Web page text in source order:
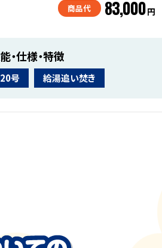
商品代 83,000円
・仕様・特徴
20号 給湯追い焚き